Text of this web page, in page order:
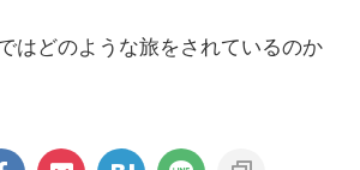
はどのような旅をされているのか